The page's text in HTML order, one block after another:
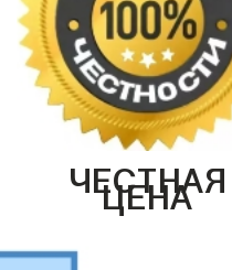
ЧЕСТНАЯ
ЦЕНА